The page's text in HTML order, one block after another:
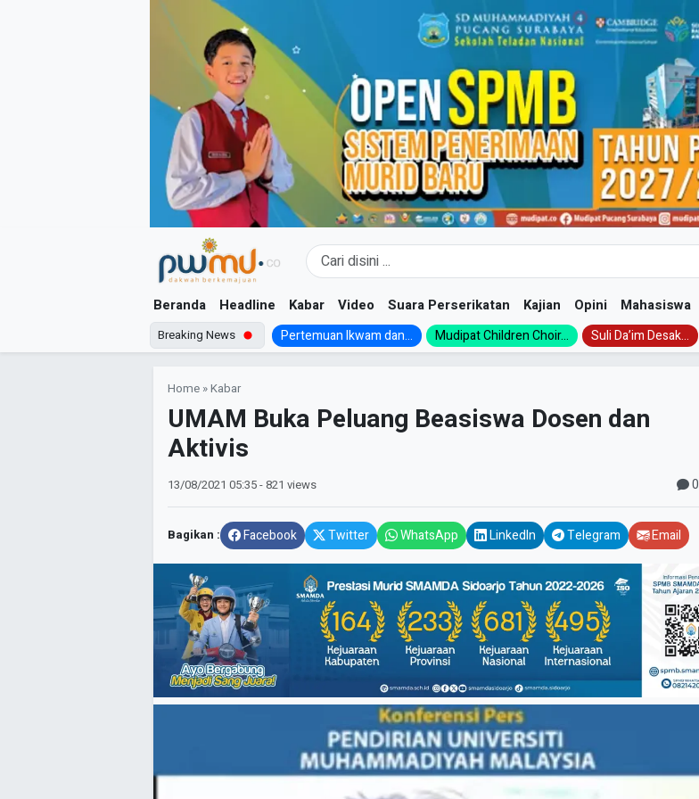
Beranda Headline Kabar Video Suara Perserikatan Kajian Opini Mahasiswa
Breaking News Pertemuan Ikwam dan... Mudipat Children Choir... Suli Da’im Desak...
Home »Kabar
UMAM Buka Peluang Beasiswa Dosen dan
Aktivis
13/08/2021 05:35- 821 views 0
Bagikan : Facebook Twitter WhatsApp LinkedIn Telegram Email